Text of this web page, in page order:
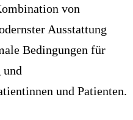
von
Ausstattung
Bedingungen für
und
und Patienten.